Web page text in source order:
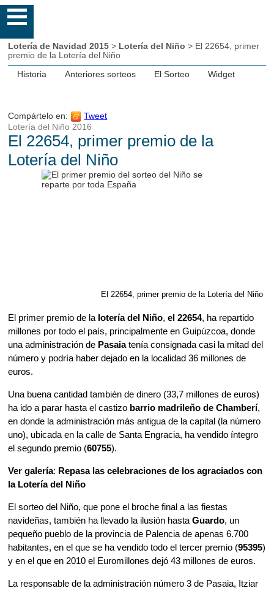
Lotería de Navidad 2015 > Lotería del Niño > El 22654, primer
premio de la Lotería del Niño
Historia Anteriores sorteos El Sorteo Widget
Compártelo en:
Tweet
Lotería del Niño 2016
El 22654, primer premio de la
Lotería del Niño
El 22654, primer premio de la Lotería del Niño
El primer premio de la lotería del Niño, el 22654, ha repartido
millones por todo el país, principalmente en Guipúzcoa, donde
una administración de Pasaiatenía consignada casi la mitad del
número y podría haber dejado en la localidad 36 millones de
euros.
Una buena cantidad también de dinero (33,7 millones de euros)
ha ido a parar hasta el castizo barrio madrileño de Chamberí,
en donde la administración más antigua de la capital (la número
uno), ubicada en la calle de Santa Engracia, ha vendido íntegro
el segundo premio (60755).
Ver galería: Repasa las celebraciones de los agraciados con
la Lotería del Niño
El sorteo del Niño, que pone el broche final a las fiestas
navideñas, también ha llevado la ilusión hastaGuardo, un
pequeño pueblo de la provincia de Palencia de apenas 6.700
habitantes, en el que se ha vendido todo el tercer premio (95395)
y en el que en 2010 el Euromillones dejó 43 millones de euros.
La responsable de la administración número 3 de Pasaia, Itziar